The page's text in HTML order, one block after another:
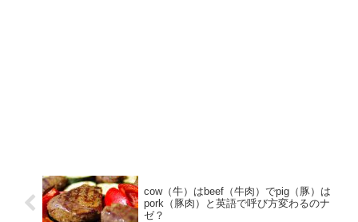
cow（牛）はbeef（牛肉）でpig（豚）は
pork（豚肉）と英語で呼び方変わるのナ
ゼ？